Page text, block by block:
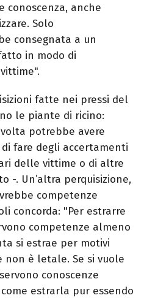
conoscenza, anche
Solo
consegnata a un
in modo di
fatte nei pressi del
le piante di ricino:
potrebbe avere
fare degli accertamenti
delle vittime o di altre
-. Un’altra perquisizione,
competenze
concorda: "Per estrarre
competenze almeno
si estrae per motivi
non è letale. Se si vuole
conoscenze
estrarla pur essendo